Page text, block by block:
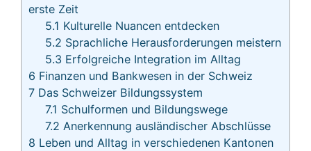
erste Zeit
5.1 Kulturelle Nuancen entdecken
5.2 Sprachliche Herausforderungen meistern
5.3 Erfolgreiche Integration im Alltag
6 Finanzen und Bankwesen in der Schweiz
7 Das Schweizer Bildungssystem
7.1 Schulformen und Bildungswege
7.2 Anerkennung ausländischer Abschlüsse
8 Leben und Alltag in verschiedenen Kantonen